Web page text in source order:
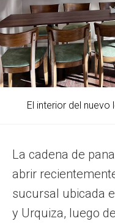
El interior del
La cadena de
abrir
sucursal ubicada
y Urquiza, luego